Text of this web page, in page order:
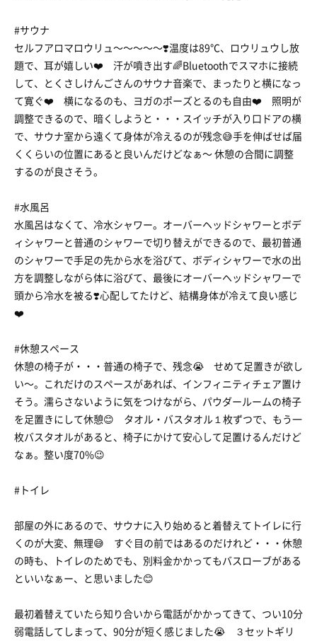
#サウナ
セルフアロマロウリュ〜〜〜〜〜❣️温度は89℃、ロウリュウし放
題で、耳が嬉しい❤️ 汗が噴き出す🌈Bluetoothでスマホに接続
して、とくさしけんごさんのサウナ音楽で、まったりと横になっ
て寛ぐ❤️ 横になるのも、ヨガのポーズとるのも自由❤️ 照明が
調整できるので、暗くしようと・・・スイッチが入り口ドアの横
で、サウナ室から遠くて身体が冷えるのが残念😅手を伸ばせば届
くくらいの位置にあると良いんだけどなぁ〜 休憩の合間に調整
するのが良さそう。
#水風呂
水風呂はなくて、冷水シャワー。オーバーヘッドシャワーとボデ
ィシャワーと普通のシャワーで切り替えができるので、最初普通
のシャワーで手足の先から水を浴びて、ボディシャワーで水の出
方を調整しながら体に浴びて、最後にオーバーヘッドシャワーで
頭から冷水を被る❣️心配してたけど、結構身体が冷えて良い感じ
❤️
#休憩スペース
休憩の椅子が・・・普通の椅子で、残念😭 せめて足置きが欲し
い〜。これだけのスペースがあれば、インフィニティチェア置け
そう。濡らさないように気をつけながら、パウダールームの椅子
を足置きにして休憩😊 タオル・バスタオル１枚ずつで、もう一
枚バスタオルがあると、椅子にかけて安心して足置けるんだけど
なぁ。整い度70%😉
#トイレ
部屋の外にあるので、サウナに入り始めると着替えてトイレに行
くのが大変、無理😅 すぐ目の前ではあるのだけれど・・・休憩
の時も、トイレのためでも、別料金かかってもバスローブがある
といいなぁー、と思いました😊
最初着替えていたら知り合いから電話がかかってきて、つい10分
弱電話してしまって、90分が短く感じました😭 ３セットギリ